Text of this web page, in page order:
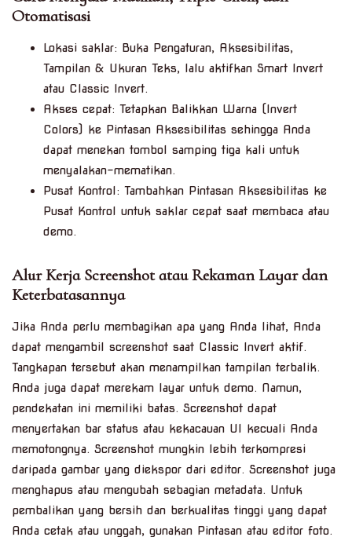
Otomatisasi
Lokasi saklar: Buka Pengaturan, Aksesibilitas,
Tampilan & Ukuran Teks, lalu aktifkan Smart Invert
atau Classic Invert.
Akses cepat: Tetapkan Balikkan Warna (Invert
Colors) ke Pintasan Aksesibilitas sehingga Anda
dapat menekan tombol samping tiga kali untuk
menyalakan-mematikan.
Pusat Kontrol: Tambahkan Pintasan Aksesibilitas ke
Pusat Kontrol untuk saklar cepat saat membaca atau
demo.
Alur Kerja Screenshot atau Rekaman Layar dan
Keterbatasannya
Jika Anda perlu membagikan apa yang Anda lihat, Anda
dapat mengambil screenshot saat Classic Invert aktif.
Tangkapan tersebut akan menampilkan tampilan terbalik.
Anda juga dapat merekam layar untuk demo. Namun,
pendekatan ini memiliki batas. Screenshot dapat
menyertakan bar status atau kekacauan UI kecuali Anda
memotongnya. Screenshot mungkin lebih terkompresi
daripada gambar yang diekspor dari editor. Screenshot juga
menghapus atau mengubah sebagian metadata. Untuk
pembalikan yang bersih dan berkualitas tinggi yang dapat
Anda cetak atau unggah, gunakan Pintasan atau editor foto.